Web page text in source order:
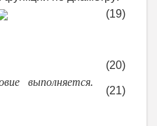
(19)
(20)
выполняется.
(21)